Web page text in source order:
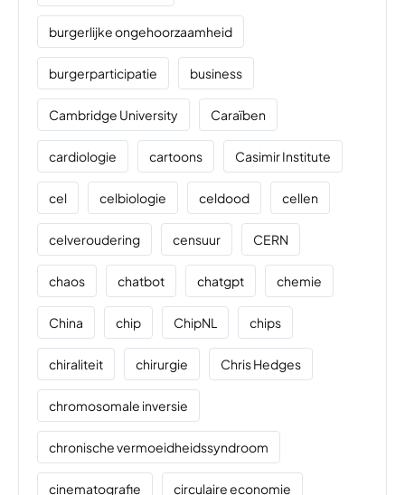
burgerlijke ongehoorzaamheid
burgerparticipatie business
Cambridge University Caraïben
cardiologie cartoons Casimir Institute
cel celbiologie celdood cellen
celveroudering censuur CERN
chaos chatbot chatgpt chemie
China chip ChipNL chips
chiraliteit chirurgie Chris Hedges
chromosomale inversie
chronische vermoeidheidssyndroom
cinematografie circulaire economie